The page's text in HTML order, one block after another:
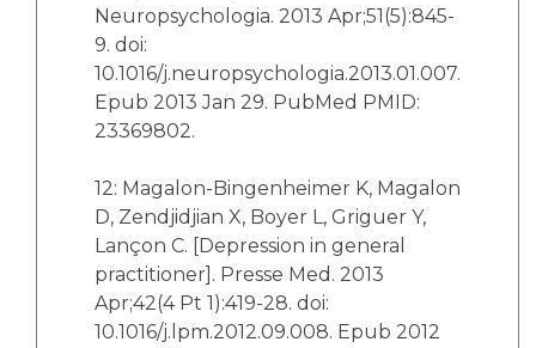
Neuropsychologia. 2013 Apr;51(5):845-
9. doi:
10.1016/j.neuropsychologia.2013.01.007.
Epub 2013 Jan 29. PubMed PMID:
23369802.
12: Magalon-Bingenheimer K, Magalon
D, Zendjidjian X, Boyer L, Griguer Y,
Lançon C. [Depression in general
practitioner]. Presse Med. 2013
Apr;42(4 Pt 1):419-28. doi:
10.1016/j.lpm.2012.09.008. Epub 2012